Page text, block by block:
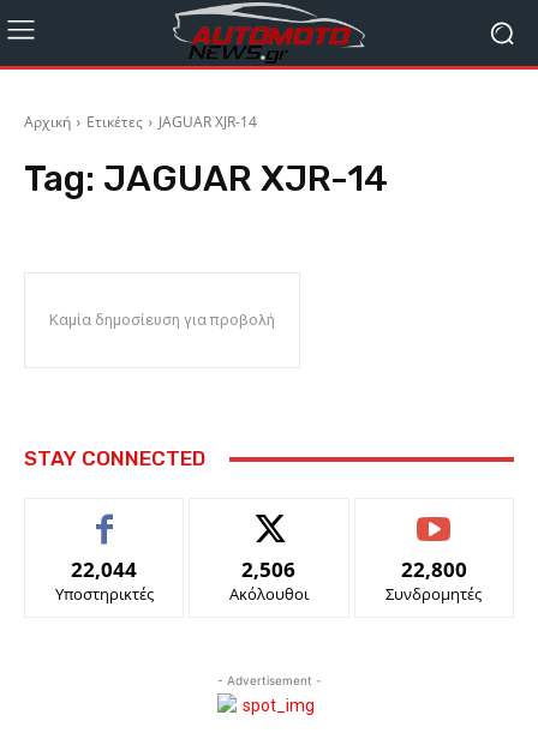
Αρχική Ετικέτες JAGUAR XJR-14
Tag: JAGUAR XJR-14
Καμία δημοσίευση για προβολή
STAY CONNECTED
22,044
Υποστηρικτές
2,506
Ακόλουθοι
22,800
Συνδρομητές
- Advertisement -